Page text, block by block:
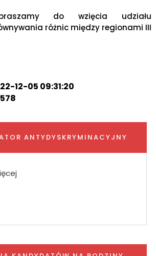
do wzięcia udziału
różnic między regionami III
12-05 09:31:20
578
ANTYDYSKRYMINACYJNY